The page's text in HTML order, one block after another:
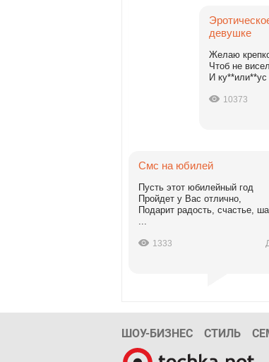
девушке
Желаю
Чтоб не
И
10373
Смс на юбилей
Пусть этот юбилейный год
Пройдет у Вас отлично,
Подарит радость, счастье,
...
1333
ШОУ-БИЗНЕС СТИЛЬ